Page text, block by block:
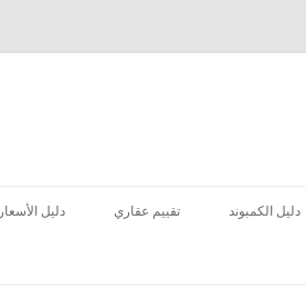
إلى
المحتوى
دليل الكمبوند تقييم عقاري دليل الأسعار